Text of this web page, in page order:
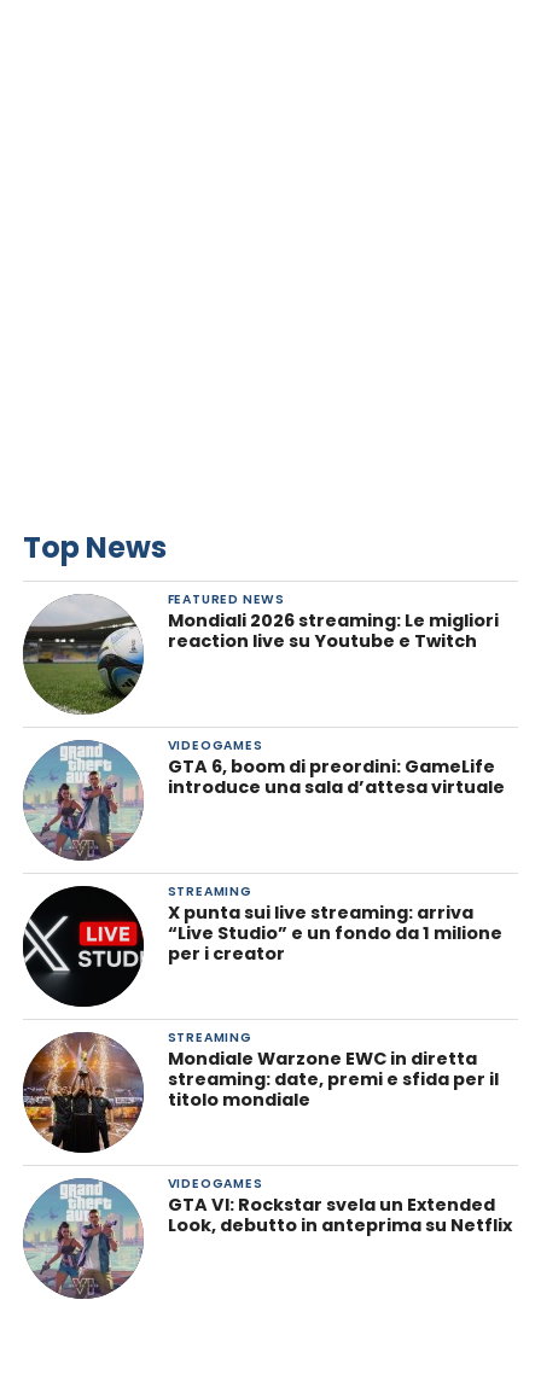
Top News
FEATURED NEWS
Mondiali 2026 streaming: Le migliori
reaction live su Youtube e Twitch
VIDEOGAMES
GTA 6, boom di preordini: GameLife
introduce una sala d’attesa virtuale
STREAMING
X punta sui live streaming: arriva
“Live Studio” e un fondo da 1 milione
per i creator
STREAMING
Mondiale Warzone EWC in diretta
streaming: date, premi e sfida per il
titolo mondiale
VIDEOGAMES
GTA VI: Rockstar svela un Extended
Look, debutto in anteprima su Netflix